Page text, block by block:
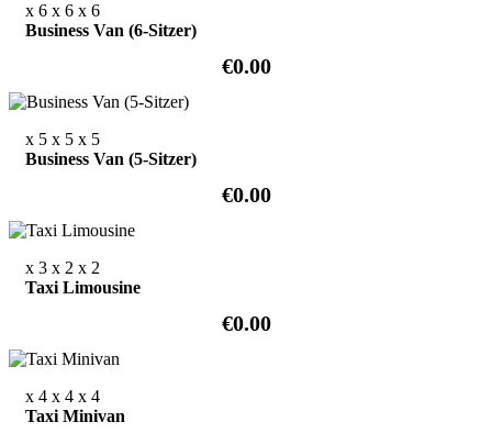
x 6 x 6 x 6
Business Van (6-Sitzer)
€0.00
x 5 x 5 x 5
Business Van (5-Sitzer)
€0.00
x 3 x 2 x 2
Taxi Limousine
€0.00
x 4 x 4 x 4
Taxi Minivan